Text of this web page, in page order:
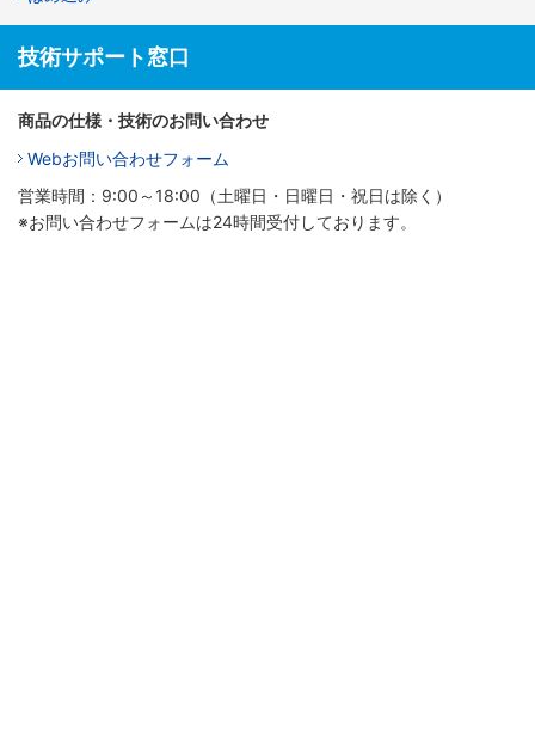
技術サポート窓口
商品の仕様・技術のお問い合わせ
Webお問い合わせフォーム
営業時間：9:00～18:00（土曜日・日曜日・祝日は除く）
※お問い合わせフォームは24時間受付しております。